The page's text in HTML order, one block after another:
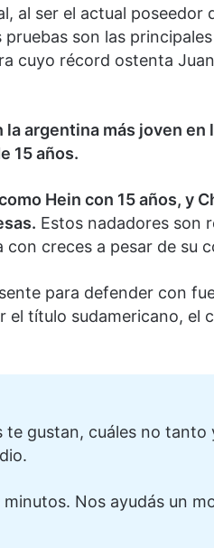
al ser el actual poseedor
son las
cuyo récord ostenta
argentina más joven en
15 años.
Hein con 15 años, y
Estos nadadores son
creces a pesar de su
para defender con
título sudamericano, el
te gustan, cuáles no tanto
minutos. Nos ayudás un